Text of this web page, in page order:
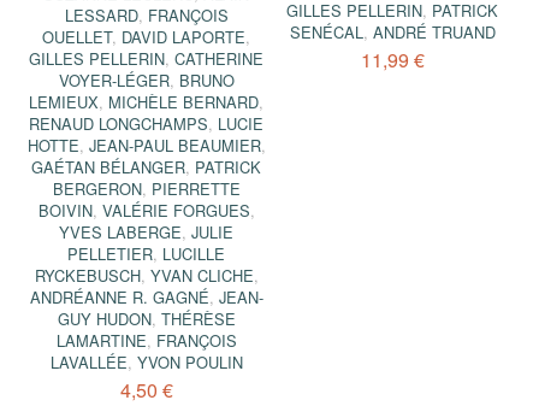
LESSARD, FRANÇOIS
OUELLET, DAVID LAPORTE,
GILLES PELLERIN,CATHERINE
VOYER-LÉGER, BRUNO
LEMIEUX, MICHÈLE BERNARD,
RENAUD LONGCHAMPS, LUCIE
HOTTE, JEAN-PAUL BEAUMIER,
GAÉTAN BÉLANGER, PATRICK
BERGERON, PIERRETTE
BOIVIN, VALÉRIE FORGUES,
YVES LABERGE,JULIE
PELLETIER, LUCILLE
RYCKEBUSCH, YVAN CLICHE,
ANDRÉANNE R. GAGNÉ, JEAN-
GUY HUDON, THÉRÈSE
LAMARTINE, FRANÇOIS
LAVALLÉE, YVON POULIN
4,50 €
GILLES PELLERIN, PATRICK
SENÉCAL, ANDRÉ TRUAND
11,99 €